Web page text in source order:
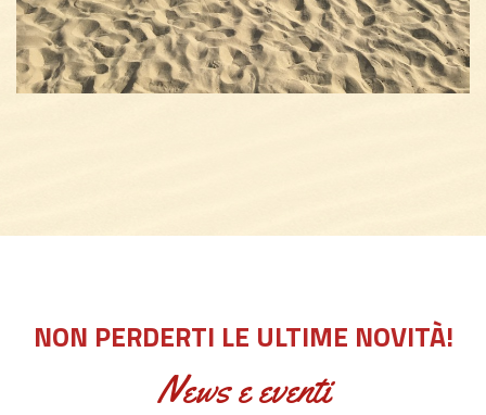
NON PERDERTI LE ULTIME NOVITÀ!
News e eventi